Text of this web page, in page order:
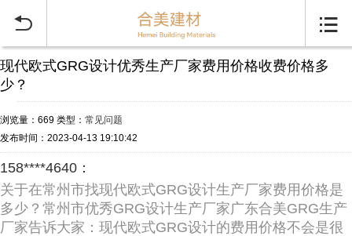
 
现代欧式GRG设计优秀生产厂家费用价格收费价格多
少？
浏览量：669 类型： 常见问题
发布时间：2023-04-13 19:10:42
158****4640：
关于在常州市找现代欧式GRG设计生产厂家费用价格是
多少？常州市优秀GRG设计生产厂家广东合美GRG生产
厂家告诉大家：现代欧式GRG设计的费用价格不会是很